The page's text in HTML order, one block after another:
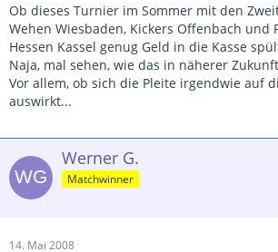
Ob dieses Turnier im Sommer mit den
Wehen Wiesbaden, Kickers Offenbach und
Hessen Kassel genug Geld in die Kasse
Naja, mal sehen, wie das in näherer
Vor allem, ob sich die Pleite irgendwie auf
auswirkt...
Werner G.
Matchwinner
14. Mai 2008